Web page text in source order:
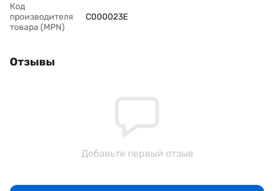
Код
производителя
товара (MPN)
C000023E
Отзывы
Добавьте первый отзыв